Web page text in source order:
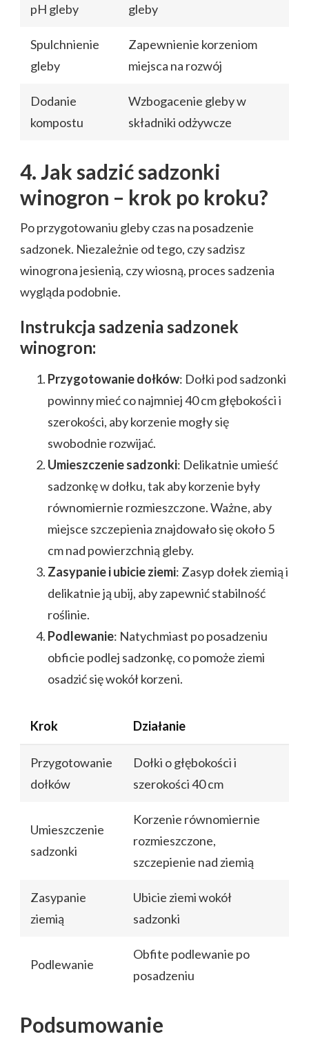
pH gleby
gleby
Spulchnienie
gleby
Zapewnienie korzeniom
miejsca na rozwój
Dodanie
kompostu
Wzbogacenie gleby w
składniki odżywcze
4. Jak sadzić sadzonki
winogron – krok po kroku?
Po przygotowaniu gleby czas na posadzenie
sadzonek. Niezależnie od tego, czy sadzisz
winogrona jesienią, czy wiosną, proces sadzenia
wygląda podobnie.
Instrukcja sadzenia sadzonek
winogron:
Przygotowanie dołków: Dołki pod sadzonki
powinny mieć co najmniej 40 cm głębokości i
szerokości, aby korzenie mogły się
swobodnie rozwijać.
Umieszczenie sadzonki: Delikatnie umieść
sadzonkę w dołku, tak aby korzenie były
równomiernie rozmieszczone. Ważne, aby
miejsce szczepienia znajdowało się około 5
cm nad powierzchnią gleby.
Zasypanie i ubicie ziemi: Zasyp dołek ziemią i
delikatnie ją ubij, aby zapewnić stabilność
roślinie.
Podlewanie: Natychmiast po posadzeniu
obficie podlej sadzonkę, co pomoże ziemi
osadzić się wokół korzeni.
Krok Działanie
Przygotowanie
dołków
Dołki o głębokości i
szerokości 40 cm
Umieszczenie
sadzonki
Korzenie równomiernie
rozmieszczone,
szczepienie nad ziemią
Zasypanie
ziemią
Ubicie ziemi wokół
sadzonki
Podlewanie
Obfite podlewanie po
posadzeniu
Podsumowanie